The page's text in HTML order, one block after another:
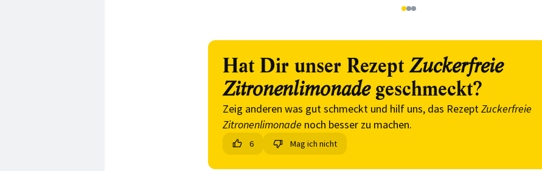
123
Hat Dir unser RezeptZuckerfreie
Zitronenlimonadegeschmeckt?
Zeig anderen was gut schmeckt und hilf uns, das RezeptZuckerfreie
Zitronenlimonade noch besser zu machen.
6 Mag ich nicht